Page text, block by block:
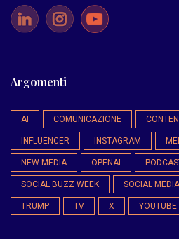
Argomenti
AI COMUNICAZIONE
INFLUENCER INSTAGRAM
NEW MEDIA OPENAI
SOCIAL BUZZ WEEK SOCIAL MEDIA
TRUMP TV X YOUTUBE